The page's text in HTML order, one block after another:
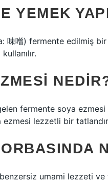
YEMEK
味噌) fermente edilmiş
fermente soya ezmesi
lezzetli bir
umami lezzeti